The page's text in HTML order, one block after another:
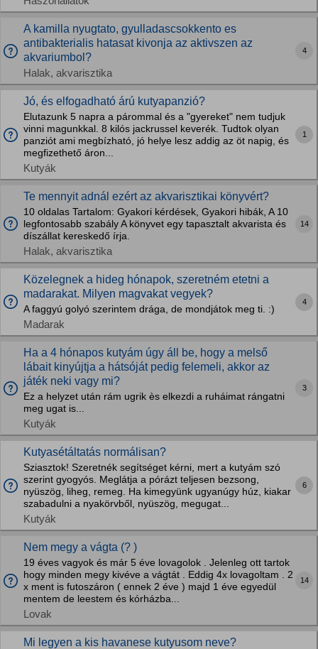
A kamilla nyugtato, gyulladascsokkento es
antibakterialis hatasat kivonja az aktivszen az
akvariumbol?
Halak, akvarisztika
4
Jó, és elfogadható árú kutyapanzió?
Elutazunk 5 napra a párommal és a "gyereket" nem tudjuk
vinni magunkkal. 8 kilós jackrussel keverék. Tudtok olyan
panziót ami megbízható, jó helye lesz addig az öt napig, és
megfizethető áron...
Kutyák
1
Te mennyit adnál ezért az akvarisztikai könyvért?
10 oldalas Tartalom: Gyakori kérdések, Gyakori hibák, A 10
legfontosabb szabály A könyvet egy tapasztalt akvarista és
díszállat kereskedő írja.
Halak, akvarisztika
14
Közelegnek a hideg hónapok, szeretném etetni a
madarakat. Milyen magvakat vegyek?
A faggyú golyó szerintem drága, de mondjátok meg ti. :)
Madarak
4
Ha a 4 hónapos kutyám úgy áll be, hogy a melső
lábait kinyújtja a hátsóját pedig felemeli, akkor az
játék neki vagy mi?
Ez a helyzet után rám ugrik ès elkezdi a ruháimat rángatni
meg ugat is...
Kutyák
3
Kutyasétáltatás normálisan?
Sziasztok! Szeretnék segítséget kérni, mert a kutyám szó
szerint gyogyós. Meglátja a pórázt teljesen bezsong,
nyüszög, liheg, remeg. Ha kimegyünk ugyanúgy húz, kiakar
szabadulni a nyakörvből, nyüszög, megugat...
Kutyák
6
Nem megy a vágta (? )
19 éves vagyok és már 5 éve lovagolok . Jelenleg ott tartok
hogy minden megy kivéve a vágtát . Eddig 4x lovagoltam . 2
x ment is futoszáron ( ennek 2 éve ) majd 1 éve egyedül
mentem de leestem és kórházba...
Lovak
14
Mi legyen a kis havanese kutyusom neve?